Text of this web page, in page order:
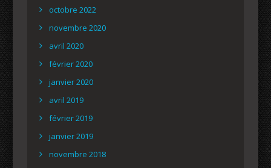
octobre 2022
novembre 2020
avril 2020
février 2020
janvier 2020
avril 2019
février 2019
janvier 2019
novembre 2018